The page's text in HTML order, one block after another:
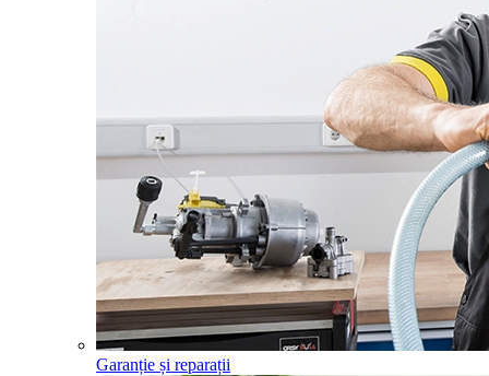
Garanție și reparații